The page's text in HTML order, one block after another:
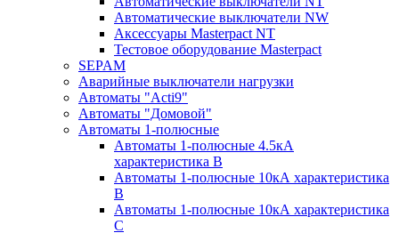
Автоматические выключатели NW
Аксессуары Masterpact NT
Тестовое оборудование Masterpact
SEPAM
Аварийные выключатели нагрузки
Автоматы "Acti9"
Автоматы "Домовой"
Автоматы 1-полюсные
Автоматы 1-полюсные 4.5кА
характеристика В
Автоматы 1-полюсные 10кА характеристика
B
Автоматы 1-полюсные 10кА характеристика
C